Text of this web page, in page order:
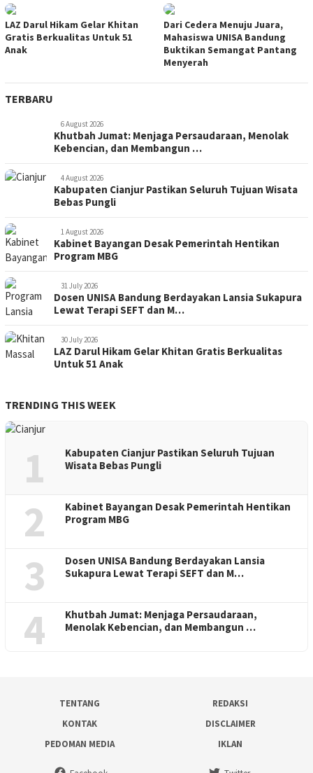
LAZ Darul Hikam Gelar Khitan
Gratis Berkualitas Untuk 51
Anak
Dari Cedera Menuju Juara,
Mahasiswa UNISA Bandung
Buktikan Semangat Pantang
Menyerah
TERBARU
6 August 2026
Khutbah Jumat: Menjaga Persaudaraan, Menolak
Kebencian, dan Membangun …
4 August 2026
Kabupaten Cianjur Pastikan Seluruh Tujuan Wisata
Bebas Pungli
1 August 2026
Kabinet Bayangan Desak Pemerintah Hentikan
Program MBG
31 July 2026
Dosen UNISA Bandung Berdayakan Lansia Sukapura
Lewat Terapi SEFT dan M…
30 July 2026
LAZ Darul Hikam Gelar Khitan Gratis Berkualitas
Untuk 51 Anak
TRENDING THIS WEEK
1
Kabupaten Cianjur Pastikan Seluruh Tujuan
Wisata Bebas Pungli
2
Kabinet Bayangan Desak Pemerintah Hentikan
Program MBG
3
Dosen UNISA Bandung Berdayakan Lansia
Sukapura Lewat Terapi SEFT dan M…
4
Khutbah Jumat: Menjaga Persaudaraan,
Menolak Kebencian, dan Membangun …
TENTANG
REDAKSI
KONTAK
DISCLAIMER
PEDOMAN MEDIA
IKLAN